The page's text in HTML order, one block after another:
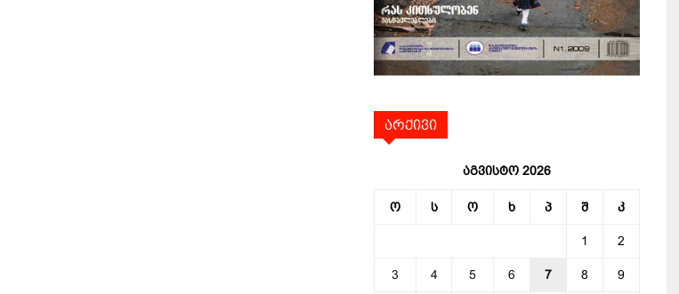
არქივი
აგვისტო 2026
ო ს ო ხ პ შ კ
1 2
3 4 5 6 7 8 9